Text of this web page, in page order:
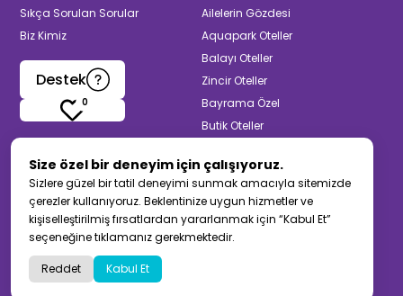
Sıkça Sorulan Sorular
Biz Kimiz
Destek
0
Ailelerin Gözdesi
Aquapark Oteller
Balayı Oteller
Zincir Oteller
Bayrama Özel
Butik Oteller
Yetişkinlere Özel
Muhafazakar Oteller
Back to top
©2026
Gizlilik Sözleşmesi
Size özel bir deneyim için çalışıyoruz.
Sizlere güzel bir tatil deneyimi sunmak amacıyla sitemizde
çerezler kullanıyoruz. Beklentinize uygun hizmetler ve
kişiselleştirilmiş fırsatlardan yararlanmak için “Kabul Et”
seçeneğine tıklamanız gerekmektedir.
Reddet Kabul Et